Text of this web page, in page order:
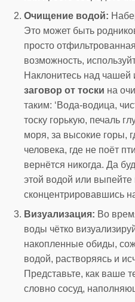
Очищение водой:
Это может быть
просто
возможность,
Наклонитесь над чашей
заговор от тоски на
таким: ‘Вода-водица,
тоску горькую, печаль
моря, за высокие горы,
человека, где не поёт
вернётся никогда. Да
этой водой или выпейте
сконцентрировавшись
Визуализация: Во
воды чётко
накопленные обиды,
водой, растворяясь и
Представьте, как ваше
словно сосуд,